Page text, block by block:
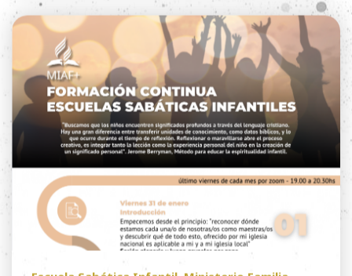
Escuela Sabática Infantil,Ministerio Familia